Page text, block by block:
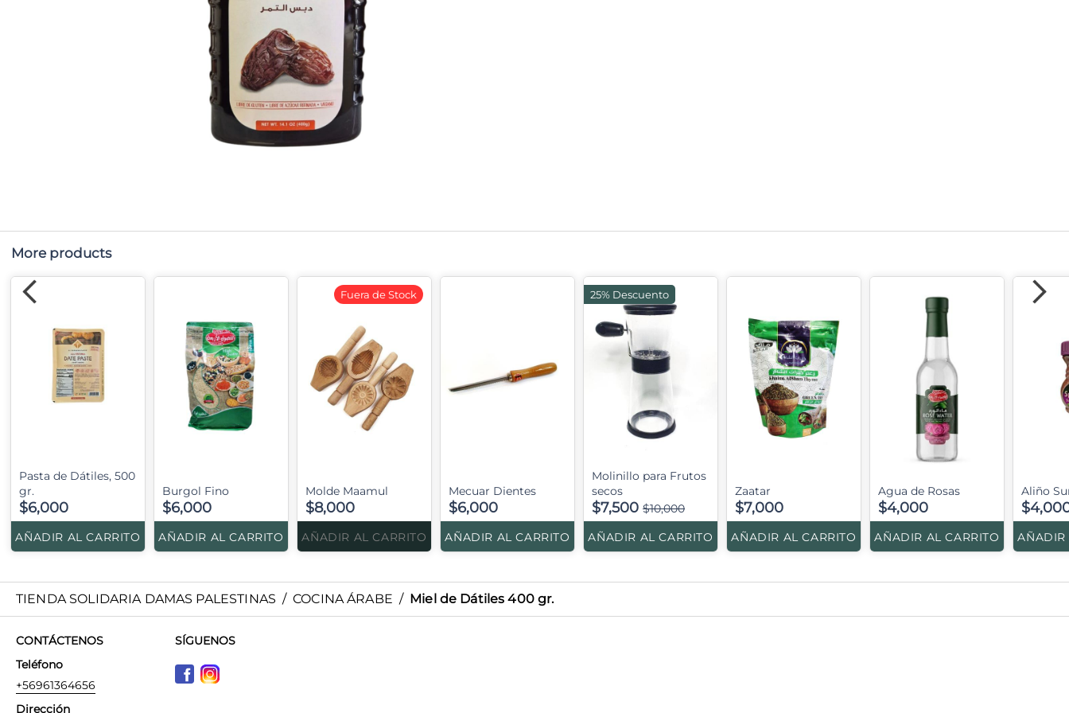
More products
Pasta de Dátiles, 500
gr.
$6,000
AÑADIR AL CARRITO
Burgol Fino
$6,000
AÑADIR AL CARRITO
Molde Maamul
$8,000
AÑADIR AL CARRITO
Fuera de Stock
Mecuar Dientes
$6,000
AÑADIR AL CARRITO
Molinillo para Frutos
secos
$7,500 $10,000
AÑADIR AL CARRITO
25% Descuento
Zaatar
$7,000
AÑADIR AL CARRITO
Agua de Rosas
$4,000
AÑADIR AL CARRITO
Aliño
AÑADIR
TIENDA SOLIDARIA DAMAS PALESTINAS / COCINA ÁRABE / Miel de Dátiles 400 gr.
CONTÁCTENOS
Teléfono
+56961364656
Dirección
SÍGUENOS